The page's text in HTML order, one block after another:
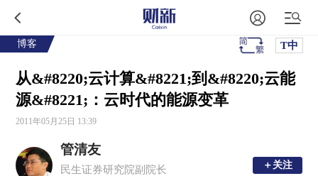
博客 T中
从&#8220;云计算&#8221;到&#8220;云能
源&#8221;：云时代的能源变革
2011年05月25日 13:39
管清友
民生证券研究院副院长 ＋关注
＋关注